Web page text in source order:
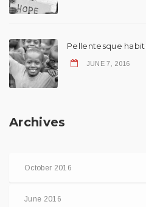
Pellentesque
JUNE 7, 2016
Archives
October 2016
June 2016